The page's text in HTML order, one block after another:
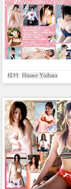
模特: Hinase Yuihara